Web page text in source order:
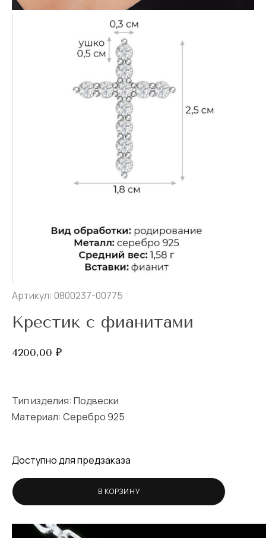
Артикул: 0800237-00775
Крестик с фианитами
4200,00 ₽
Тип изделия: Подвески
Материал: Серебро 925
Доступно для предзаказа
В КОРЗИНУ
Видеоплеер